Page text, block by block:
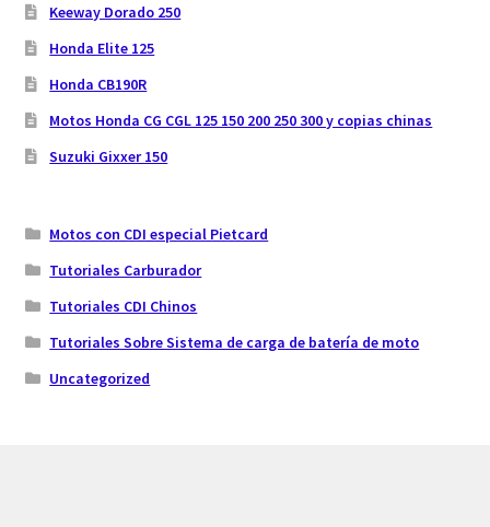
Keeway Dorado 250
Honda Elite 125
Honda CB190R
Motos Honda CG CGL 125 150 200 250 300 y copias chinas
Suzuki Gixxer 150
Motos con CDI especial Pietcard
Tutoriales Carburador
Tutoriales CDI Chinos
Tutoriales Sobre Sistema de carga de batería de moto
Uncategorized